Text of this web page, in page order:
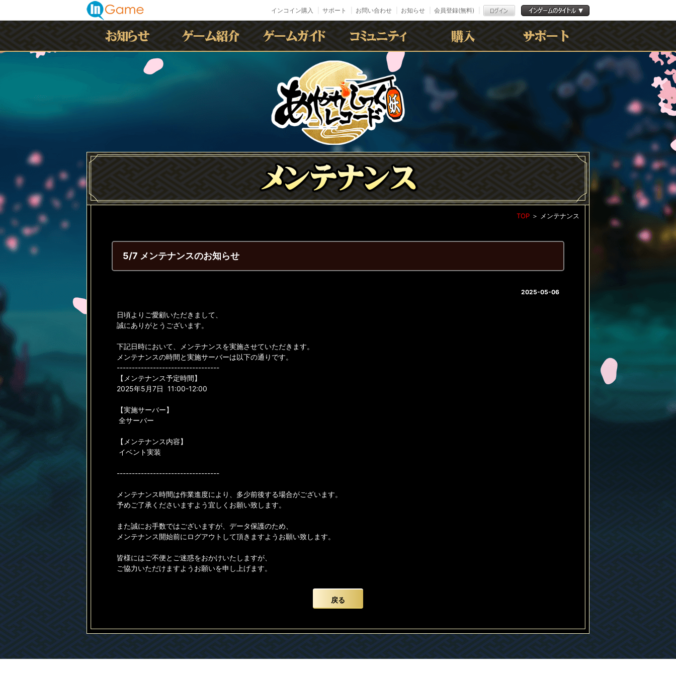
インコイン購入 サポート お問い合わせ お知らせ 会員登録(無料)
イベント 利用規約
ﾌﾟﾗｲﾊﾞｼｰﾎﾟﾘｼｰ
TOP ＞ メンテナンス
5/7 メンテナンスのお知らせ
2025-05-06
日頃よりご愛顧いただきまして、
誠にありがとうございます。
下記日時において、メンテナンスを実施させていただきます。
メンテナンスの時間と実施サーバーは以下の通りです。
----------------------------------
【メンテナンス予定時間】
2025年5月7日 11:00-12:00
【実施サーバー】
全サーバー
【メンテナンス内容】
イベント実装
----------------------------------
メンテナンス時間は作業進度により、多少前後する場合がございます。
予めご了承くださいますよう宜しくお願い致します。
また誠にお手数ではございますが、データ保護のため、
メンテナンス開始前にログアウトして頂きますようお願い致します。
皆様にはご不便とご迷惑をおかけいたしますが、
ご協力いただけますようお願いを申し上げます。
戻る